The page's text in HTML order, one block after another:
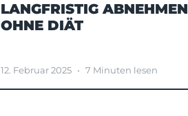
LANGFRISTIG ABNEHMEN
OHNE DIÄT
12. Februar 2025 • 7 Minuten lesen